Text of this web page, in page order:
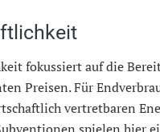
fokussiert auf die
Preisen. Für
vertretbaren